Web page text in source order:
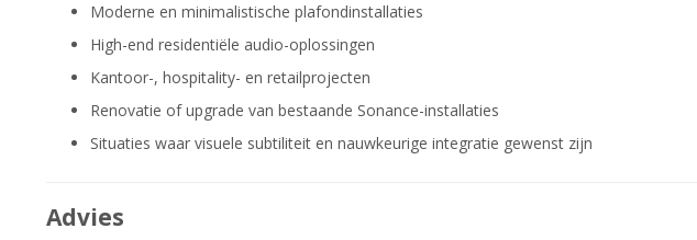
Moderne en minimalistische plafondinstallaties
High-end residentiële audio-oplossingen
Kantoor-, hospitality- en retailprojecten
Renovatie of upgrade van bestaande Sonance-installaties
Situaties waar visuele subtiliteit en nauwkeurige integratie gewenst zijn
Advies